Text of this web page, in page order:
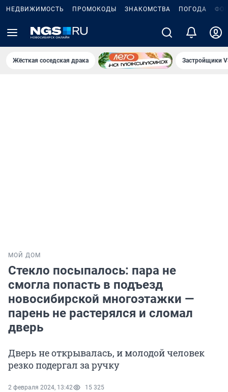
НЕДВИЖИМОСТЬ ПРОМОКОДЫ ЗНАКОМСТВА ПОГОДА
Жёсткая соседская драка Застройщики
МОЙ ДОМ
Стекло посыпалось: пара не
смогла попасть в подъезд
новосибирской многоэтажки —
парень не растерялся и сломал
дверь
Дверь не открывалась, и молодой человек
резко подергал за ручку
2 февраля 2024, 13:42 15 325